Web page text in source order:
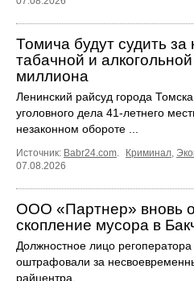
Томича будут судить
табачной и
миллиона
Ленинский райсуд города
уголовного дела 41-летнего
незаконном обороте ...
Источник: Babr24.com Криминал
07.08.2026
ООО «Партнер» вновь
скопление мусора в
Должностное лицо
оштрафовали за
райцентра.